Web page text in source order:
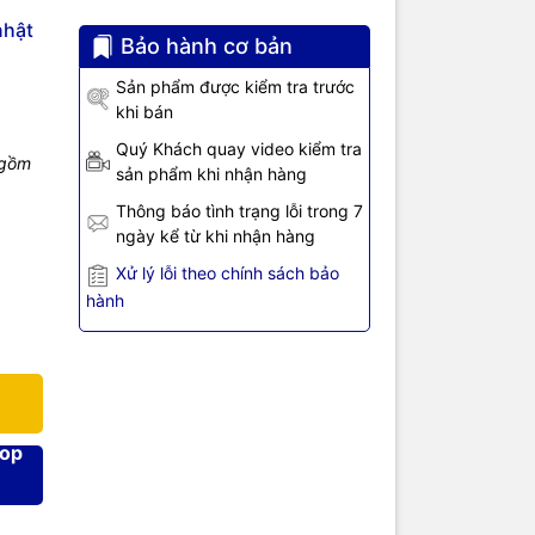
Bảo hành cơ bản
Sản phẩm được kiểm tra trước
khi bán
Quý Khách quay video kiểm tra
sản phẩm khi nhận hàng
Thông báo tình trạng lỗi trong 7
ngày kể từ khi nhận hàng
Xử lý lỗi theo chính sách bảo
hành
khi sử
ba via